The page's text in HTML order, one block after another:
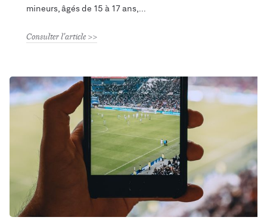
mineurs, âgés de 15 à 17 ans,
Consulter l'article